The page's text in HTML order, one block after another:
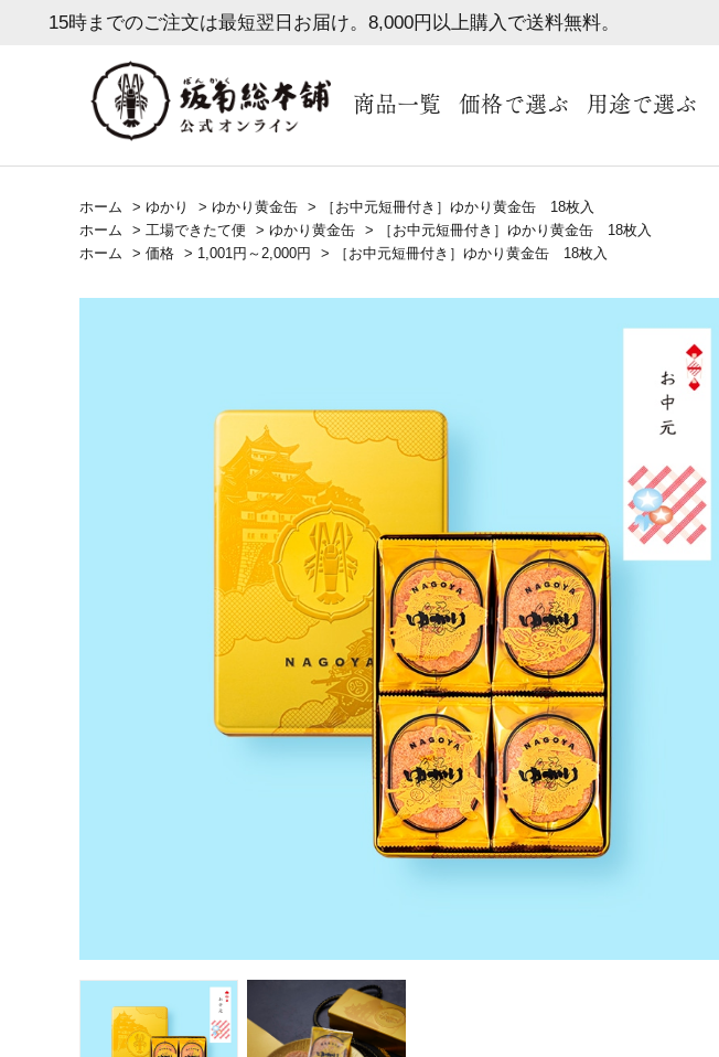
15時までのご注文は最短翌日お届け。8,000円以上購入で送料無料。
商品一覧 価格で選ぶ 用途で選ぶ
ホーム > ゆかり > ゆかり黄金缶 >
［お中元短冊付き］ゆかり黄金缶 18枚入
ホーム
> 工場できたて便 > ゆかり黄金缶 >
［お中元短冊付き］ゆかり黄金缶 18枚入
ホーム
> 価格 > 1,001円～2,000円 > ［お中元短冊付き］ゆかり黄金缶 18枚入